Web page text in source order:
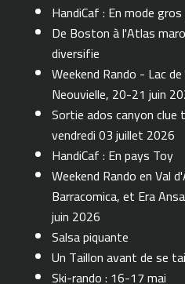
HandiCaf : En mode
De Boston à l'Atlas
diversifie
Weekend Rando - Lac
Neouvielle, 20-21 juin
Sortie ados canyon clue
vendredi 03 juillet 2026
HandiCaf : En pays Toy
Weekend Rando en Val
Barracomica, et Era
juin 2026
Salsa piquante
Un Taillon avant de se
Ski-rando : 16-17 mai